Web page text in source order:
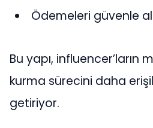
Ödemeleri güvenle
Bu yapı, influencer’ların
kurma sürecini daha
getiriyor.